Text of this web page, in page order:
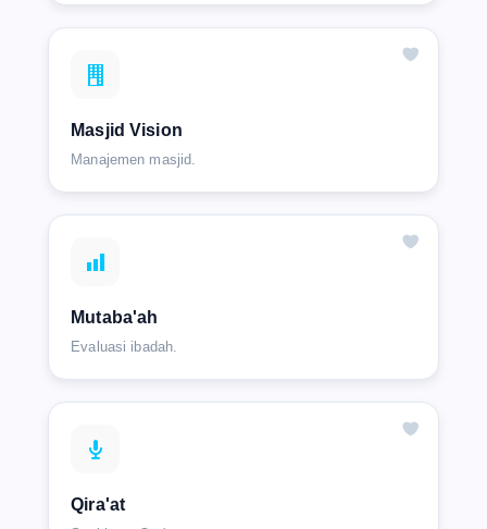
Masjid Vision
Manajemen masjid.
Mutaba'ah
Evaluasi ibadah.
Qira'at